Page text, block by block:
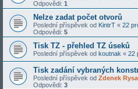
Odpovědi: 1
Nelze zadat počet otvorů
Poslední příspěvek od KintrT « 22
Odpovědi: 5
Tisk TZ - přehled TZ úseků
Poslední příspěvek od koutnak « 22
Tisk zadání vybraných
Poslední příspěvek od Zdenek
Odpovědi: 3